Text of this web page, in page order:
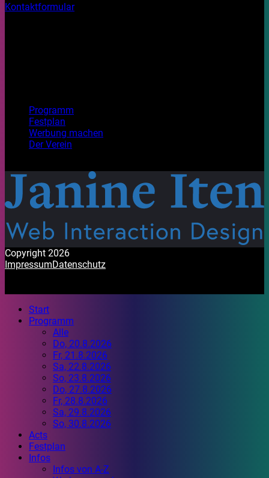
Kontaktformular
Programm
Festplan
Werbung machen
Der Verein
Copyright 2026
ImpressumDatenschutz
Start
Programm
Alle
Do, 20.8.2026
Fr, 21.8.2026
Sa, 22.8.2026
So, 23.8.2026
Do, 27.8.2026
Fr, 28.8.2026
Sa, 29.8.2026
So, 30.8.2026
Acts
Festplan
Infos
Infos von A-Z